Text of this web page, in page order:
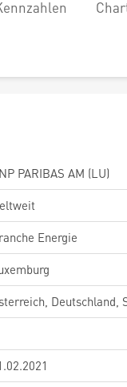
PARIBAS AM (LU)
Energie
Deutschland,